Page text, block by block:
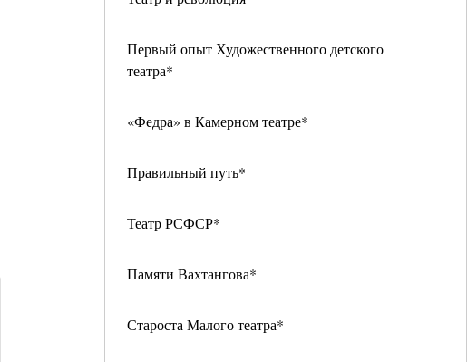
Первый опыт Художественного детского
театра*
«Федра» в Камерном театре*
Правильный путь*
Театр РСФСР*
Памяти Вахтангова*
Староста Малого театра*